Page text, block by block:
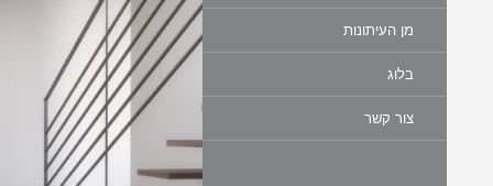
מן העיתונות
בלוג
צור קשר